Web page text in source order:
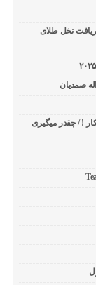
نخل طلای
صمدیان
! / چقدر میگیری